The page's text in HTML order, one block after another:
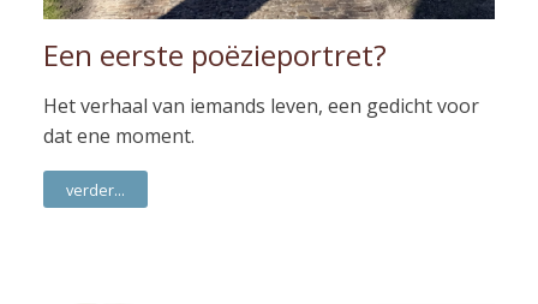
Een eerste poëzieportret?
Het verhaal van iemands leven, een gedicht voor
dat ene moment.
verder...